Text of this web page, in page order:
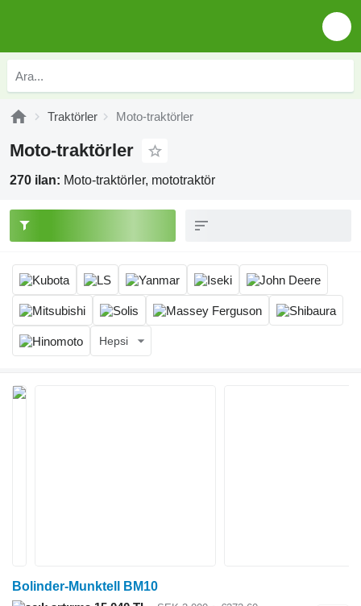
Traktörler Moto-traktörler
Moto-traktörler
270 ilan: Moto-traktörler, mototraktör
Hepsi
Bolinder-Munktell BM10